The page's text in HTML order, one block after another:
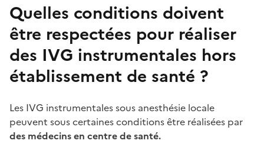
Quelles conditions doivent
être respectées pour réaliser
des IVG instrumentales hors
établissement de santé ?
Les IVG instrumentales sous anesthésie locale
peuvent sous certaines conditions être réalisées par
des médecins en centre de santé.